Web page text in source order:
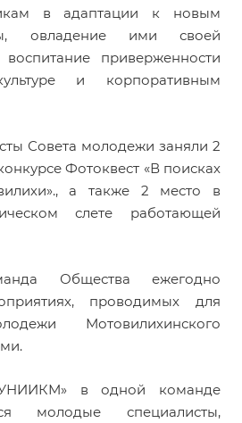
в адаптации к новым
овладение ими своей
приверженности
и корпоративным
Совета молодежи заняли 2
Фотоквест «В поисках
а также 2 место в
слете работающей
Общества ежегодно
проводимых для
Мотовилихинского
в одной команде
молодые специалисты,